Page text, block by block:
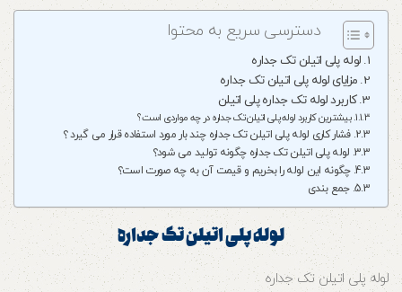
دسترسی سریع به محتوا
لوله پلی اتیلن تک جداره
مزایای لوله پلی اتیلن تک جداره
کاربرد لوله تک جداره پلی اتیلن
بیشترین کاربرد لوله پلی اتیلن تک جداره در چه مواردی است ؟
فشار کاری لوله پلی اتیلن تک جداره چند بار مورد استفاده قرار می گیرد ؟
لوله پلی اتیلن تک جداره چگونه تولید می شود؟
چگونه این لوله را بخریم و قیمت آن به چه صورت است؟
جمع بندی
لوله پلی اتیلن تک جداره
لوله پلی اتیلن تک جداره